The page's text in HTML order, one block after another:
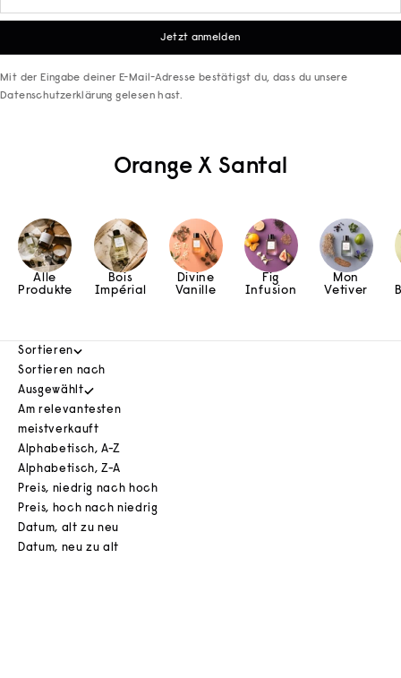
Jetzt anmelden
Mit der Eingabe deiner E-Mail-Adresse bestätigst du, dass du unsere
Datenschutzerklärung gelesen hast.
Orange X Santal
Alle
Produkte
Bois
Impérial
Divine
Vanille
Fig
Infusion
Mon
Vetiver
Sortieren
Sortieren nach
Ausgewählt
Am relevantesten
meistverkauft
Alphabetisch, A-Z
Alphabetisch, Z-A
Preis, niedrig nach hoch
Preis, hoch nach niedrig
Datum, alt zu neu
Datum, neu zu alt